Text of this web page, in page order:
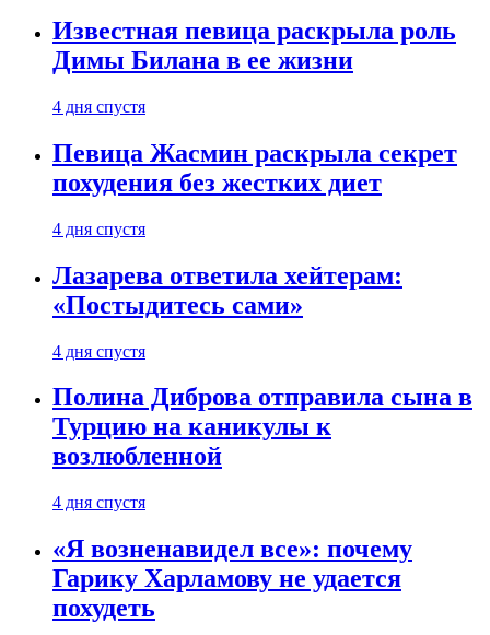
Известная певица раскрыла роль
Димы Билана в ее жизни
4 дня спустя
Певица Жасмин раскрыла секрет
похудения без жестких диет
4 дня спустя
Лазарева ответила хейтерам:
«Постыдитесь сами»
4 дня спустя
Полина Диброва отправила сына в
Турцию на каникулы к
возлюбленной
4 дня спустя
«Я возненавидел все»: почему
Гарику Харламову не удается
похудеть